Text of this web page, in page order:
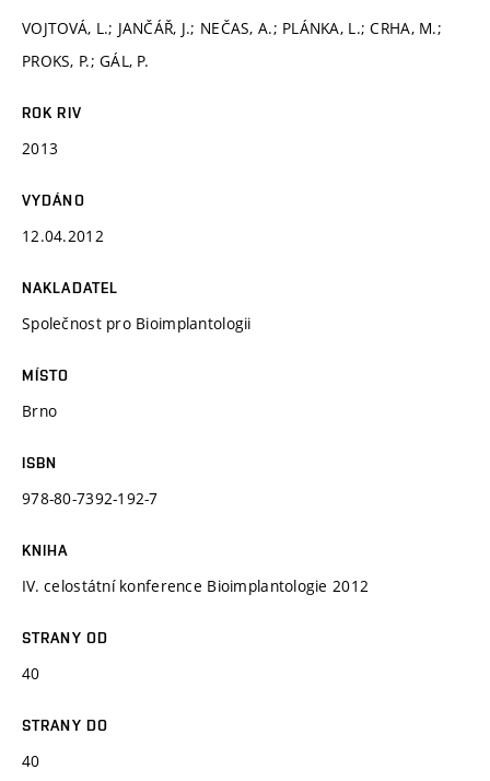
VOJTOVÁ, L.; JANČÁŘ, J.; NEČAS, A.; PLÁNKA, L.; CRHA, M.;
PROKS, P.; GÁL, P.
ROK RIV
2013
VYDÁNO
12.04.2012
NAKLADATEL
Společnost pro Bioimplantologii
MÍSTO
Brno
ISBN
978-80-7392-192-7
KNIHA
IV. celostátní konference Bioimplantologie 2012
STRANY OD
40
STRANY DO
40